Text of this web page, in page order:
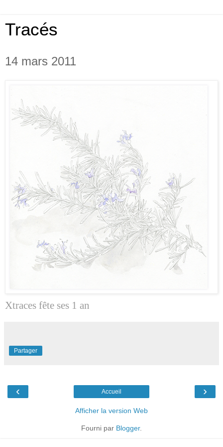
Tracés
14 mars 2011
Xtraces fête ses 1 an
Partager
‹ ›
Accueil
Afficher la version Web
Fourni par Blogger.